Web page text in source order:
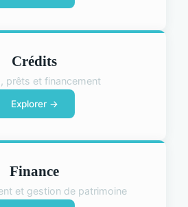
Crédits
prêts et financement
Explorer →
Finance
et gestion de patrimoine